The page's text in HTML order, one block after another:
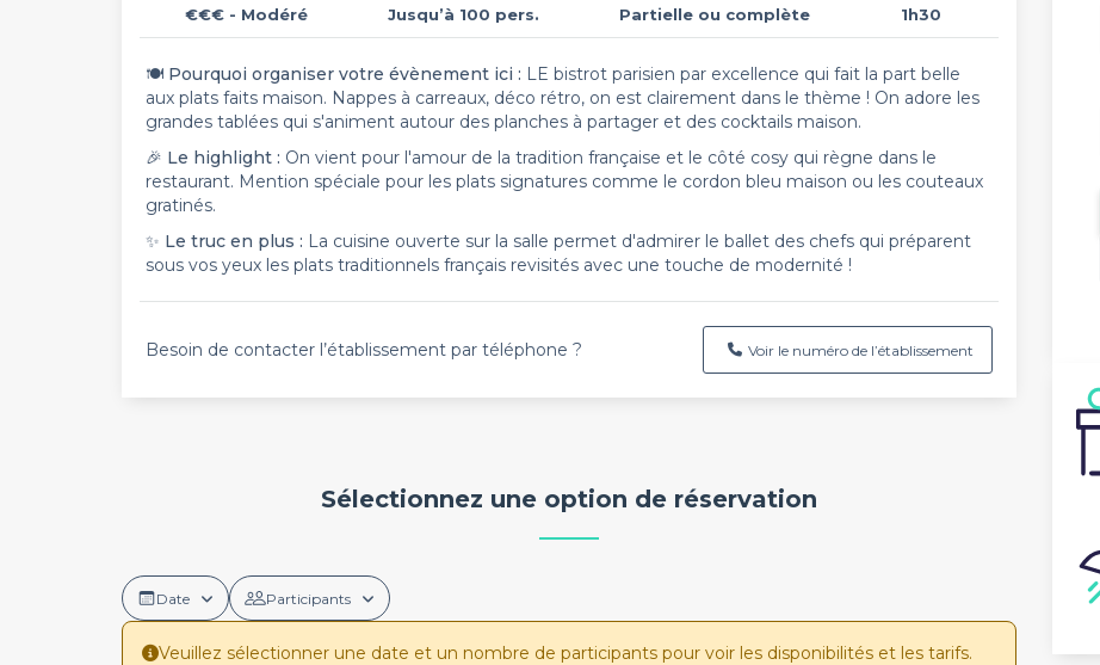
€€€ - Modéré Jusqu’à 100 pers. Partielle ou complète 1h30
🍽 Pourquoi organiser votre évènement ici : LE bistrot parisien par excellence qui fait la part belle
aux plats faits maison. Nappes à carreaux, déco rétro, on est clairement dans le thème ! On adore les
grandes tablées qui s'animent autour des planches à partager et des cocktails maison.
🎉 Le highlight : On vient pour l'amour de la tradition française et le côté cosy qui règne dans le
restaurant. Mention spéciale pour les plats signatures comme le cordon bleu maison ou les couteaux
gratinés.
✨ Le truc en plus : La cuisine ouverte sur la salle permet d'admirer le ballet des chefs qui préparent
sous vos yeux les plats traditionnels français revisités avec une touche de modernité !
Besoin de contacter l’établissement par téléphone ? Voir le numéro de l’établissement
Sélectionnez une option de réservation
Date Participants
Veuillez sélectionner une date et un nombre de participants pour voir les disponibilités et les tarifs.